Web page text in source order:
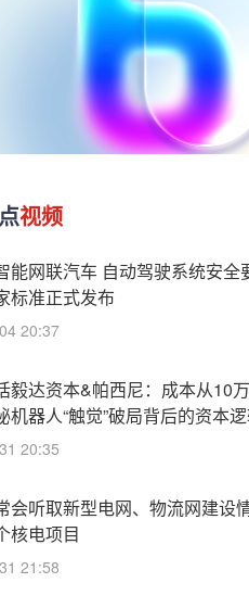
视频
能网联汽车 自动驾驶系统安全
标准正式发布
20:37
毅达资本&帕西尼：成本从10万
机器人“触觉”破局背后的资本
20:35
会听取新型电网、物流网建设
核电项目
21:58